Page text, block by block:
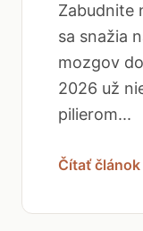
Zabudnite
sa snažia
mozgov
2026 už
pilierom...
Čítať